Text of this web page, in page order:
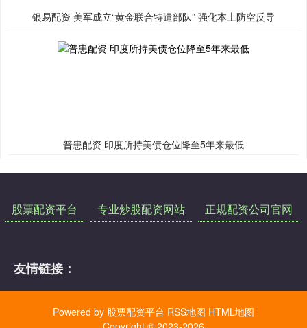
银易配资 美军成立“黄金联合特遣部队” 强化本土防空反导
普患配资 印度所持美债仓位降至5年来最低
股票配资平台 专业炒股配资网站 正规配资公司官网
友情链接：
Powered by 股票配资平台 RSS地图 HTML地图